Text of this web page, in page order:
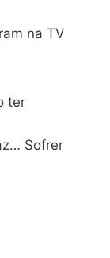
na TV
ter
Sofrer